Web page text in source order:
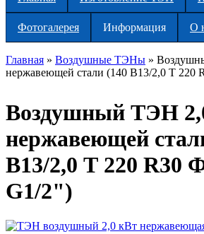
Фотогалерея Информация О
Вы здесь
Главная » Воздушные ТЭНы »
нержавеющей стали (140 В13/2,0 Т 220
Воздушный ТЭН
нержавеющей
В13/2,0 Т 220 R30
G1/2")